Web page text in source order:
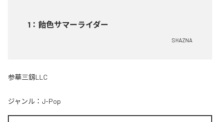
1 ： 飴色サマーライダー
SHAZNA
参華三釼LLC
ジャンル： J-Pop